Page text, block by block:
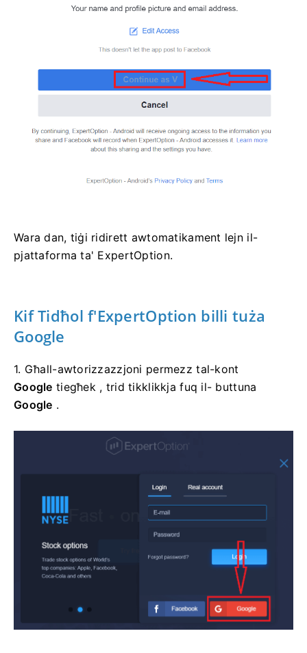
Wara dan, tiġi ridirett awtomatikament lejn il-
pjattaforma ta' ExpertOption.
Kif Tidħolf'ExpertOption billi tuża
Google
1. Għall-awtorizzazzjoni permezz tal-kont
Google tiegħek , trid tikklikkja fuq il- buttuna
Google .